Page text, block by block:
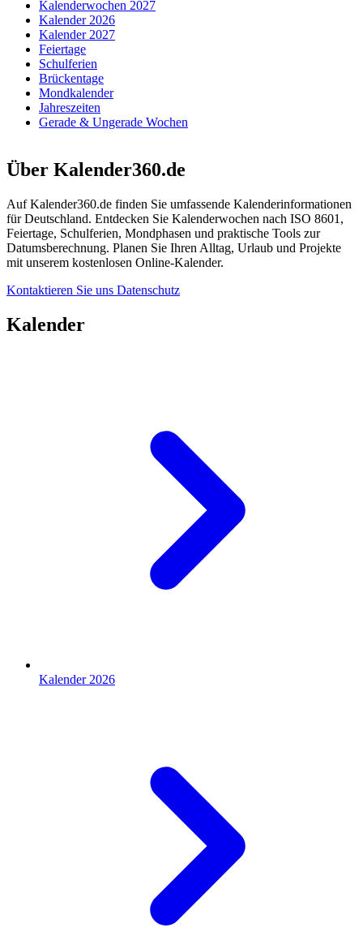
Kalenderwochen 2027
Kalender 2026
Kalender 2027
Feiertage
Schulferien
Brückentage
Mondkalender
Jahreszeiten
Gerade & Ungerade Wochen
Über Kalender360.de
Auf Kalender360.de finden Sie umfassende Kalenderinformationen
für Deutschland. Entdecken Sie Kalenderwochen nach ISO 8601,
Feiertage, Schulferien, Mondphasen und praktische Tools zur
Datumsberechnung. Planen Sie Ihren Alltag, Urlaub und Projekte
mit unserem kostenlosen Online-Kalender.
Kontaktieren Sie uns Datenschutz
Kalender
Kalender 2026